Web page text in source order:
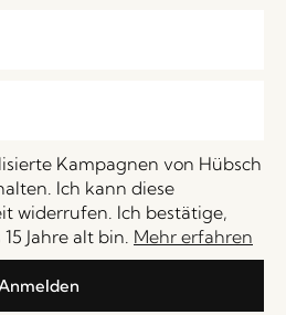
Kampagnen von Hübsch
Ich kann diese
widerrufen. Ich bestätige,
Jahre alt bin. Mehr erfahren